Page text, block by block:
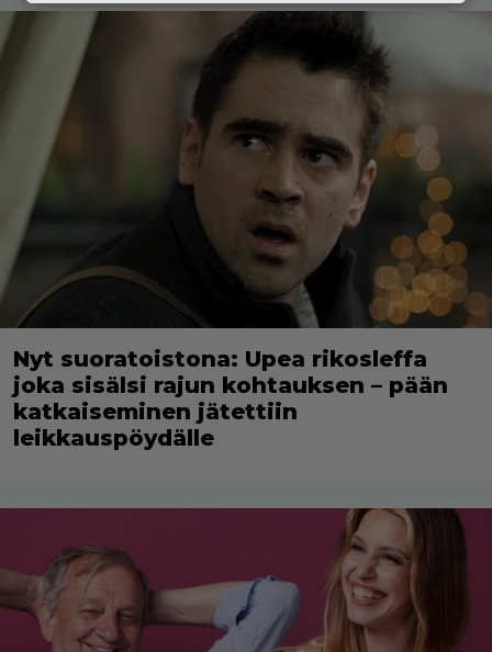
Nyt suoratoistona: Upea rikosleffa
joka sisälsi rajun kohtauksen – pään
katkaiseminen jätettiin
leikkauspöydälle